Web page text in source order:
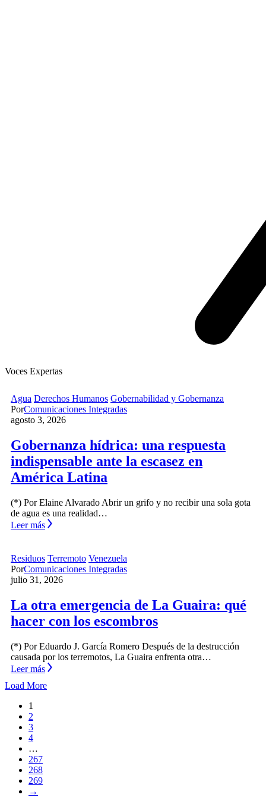
Voces Expertas
Agua Derechos Humanos Gobernabilidad y Gobernanza
PorComunicaciones Integradas
agosto 3, 2026
Gobernanza hídrica: una respuesta
indispensable ante la escasez en
América Latina
(*) Por Elaine Alvarado Abrir un grifo y no recibir una sola gota
de agua es una realidad…
Leer más
Residuos Terremoto Venezuela
PorComunicaciones Integradas
julio 31, 2026
La otra emergencia de La Guaira: qué
hacer con los escombros
(*) Por Eduardo J. García Romero Después de la destrucción
causada por los terremotos, La Guaira enfrenta otra…
Leer más
Load More
1
2
3
4
…
267
268
269
→